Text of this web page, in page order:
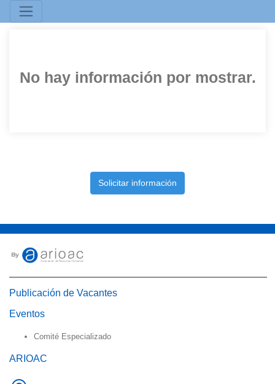
No hay información por mostrar.
Solicitar información
Publicación de Vacantes
Eventos
Comité Especializado
ARIOAC